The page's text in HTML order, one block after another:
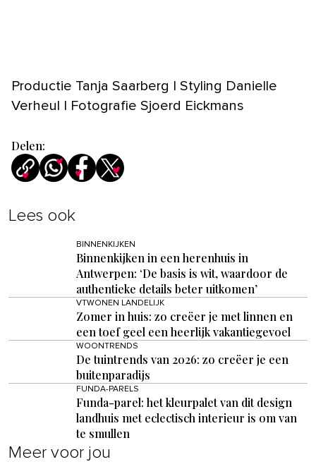
Productie Tanja Saarberg | Styling Danielle
Verheul | Fotografie Sjoerd Eickmans
Delen:
Lees ook
BINNENKIJKEN
Binnenkijken in een herenhuis in
Antwerpen: ‘De basis is wit, waardoor de
authentieke details beter uitkomen’
VTWONEN LANDELIJK
Zomer in huis: zo creëer je met linnen en
een toef geel een heerlijk vakantiegevoel
WOONTRENDS
De tuintrends van 2026: zo creëer je een
buitenparadijs
FUNDA-PARELS
Funda-parel: het kleurpalet van dit design
landhuis met eclectisch interieur is om van
te smullen
Meer voor jou